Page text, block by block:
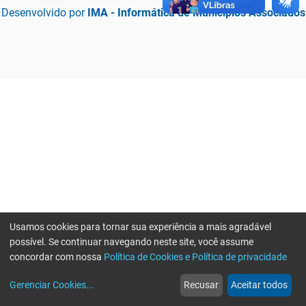
Desenvolvido por IMA - Informática de Municípios Associados
web
Notícias
more_horiz
Mais
Usamos cookies para tornar sua experiência a mais agradável
possível. Se continuar navegando neste site, você assume
concordar com nossa Política de Cookies e Política de privacidade
Gerenciar Cookies... Recusar Aceitar todos
Erro ao enviar informações, por favor tente novamente